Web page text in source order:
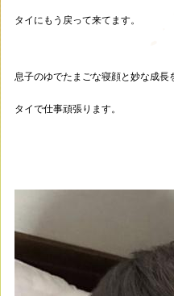
タイにもう戻って来てます。
息子のゆでたまごな寝顔と妙な成長
タイで仕事頑張ります。